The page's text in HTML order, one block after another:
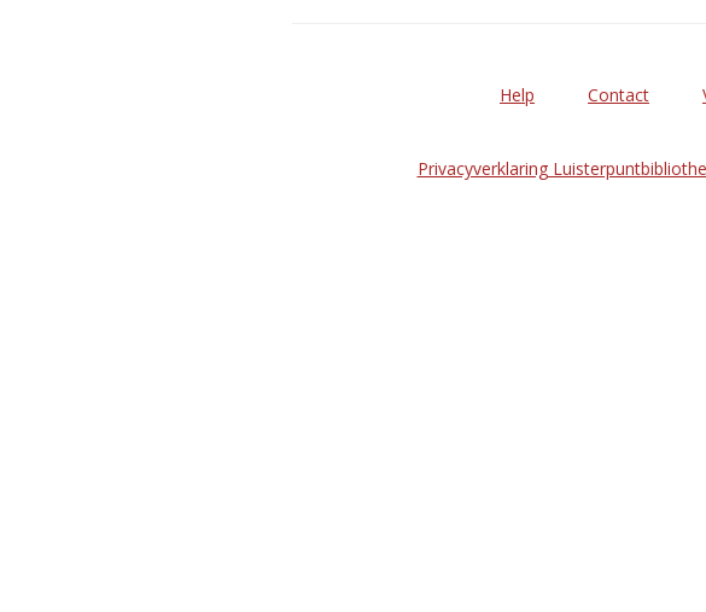
Help Contact
Privacyverklaring